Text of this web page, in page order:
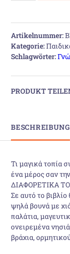
Menge
Artikelnummer:
Kategorie:
Schlagwörter:
PRODUKT
BESCHREIBUNG
Τι μαγικά τοπία
ένα μέρος σαν
ΔΙΑΦΟΡΕΤΙΚΑ
Σε αυτό το
ψηλά βουνά με
παλάτια,
ονειρεμένα
βράχια,